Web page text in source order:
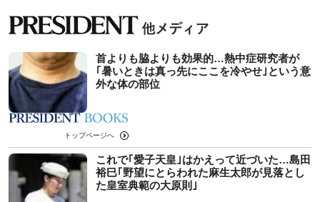
首よりも脇よりも効果的…熱中症研究者が
｢暑いときは真っ先にここを冷やせ｣という意
外な体の部位
トップページへ
これで｢愛子天皇｣はかえって近づいた…島田
裕巳｢野望にとらわれた麻生太郎が見落とし
た皇室典範の大原則｣